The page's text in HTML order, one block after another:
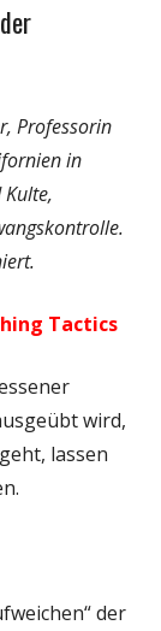
Professorin
in
Tactics
wird,
lassen
der